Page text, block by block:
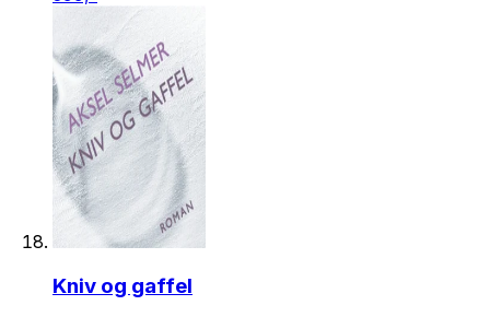
Kniv og gaffel